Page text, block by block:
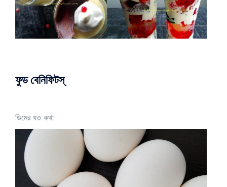
ফুড বেনিফিটস্
ডিমের যত কথা